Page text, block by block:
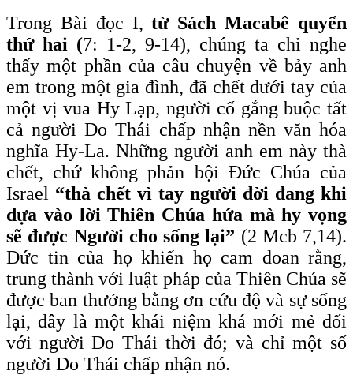
Trong Bài đọc I,từ ​​Sách Macabê quyển
thứ hai (7: 1-2, 9-14), chúng ta chỉ nghe
thấy một phần của câu chuyện về bảy anh
em trong một gia đình, đã chết dưới tay của
một vị vua Hy Lạp, người cố gắng buộc tất
cả người Do Thái chấp nhận nền văn hóa
nghĩa Hy-La. Những người anh em này thà
chết, chứ không phản bội Đức Chúa của
Israel “thà chết vì tay người đời đang khi
dựa vào lời Thiên Chúa hứa mà hy vọng
sẽ được Người cho sống lại” (2 Mcb 7,14).
Đức tin của họ khiến họ cam đoan rằng,
trung thành với luật pháp của Thiên Chúa sẽ
được ban thưởng bằng ơn cứu độ và sự sống
lại, đây là một khái niệm khá mới mẻ đối
với người Do Thái thời đó; và chỉ một số
người Do Thái chấp nhận nó.